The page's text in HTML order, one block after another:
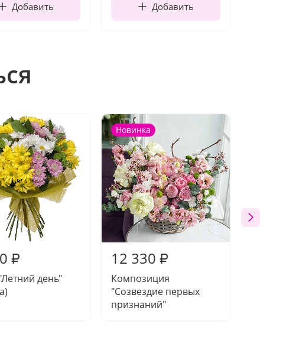
Добавить Добавить
₽
день"
Новинка
12 330 ₽
Композиция
"Созвездие первых
признаний"